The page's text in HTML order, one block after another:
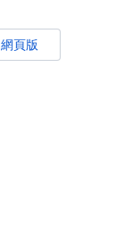
網頁版